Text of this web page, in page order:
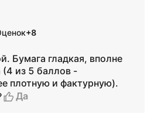
+8
Бумага гладкая, вполне
(4 из 5 баллов -
плотную и фактурную).
Да